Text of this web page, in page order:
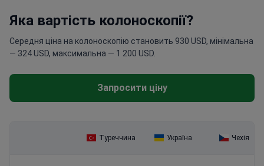
Яка вартість колоноскопії?
Середня ціна на колоноскопію становить 930 USD, мінімальна
— 324 USD, максимальна — 1 200 USD.
Запросити ціну
Туреччина Україна Чехія